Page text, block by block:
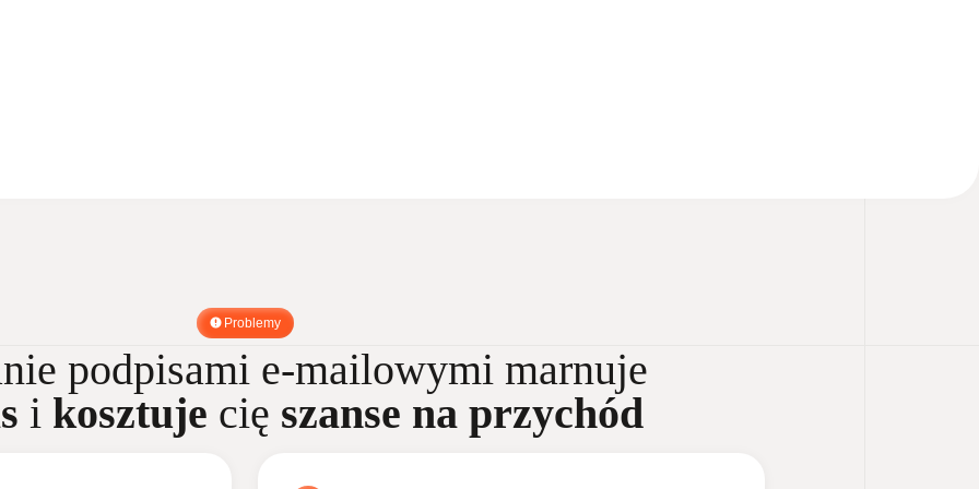
Problemy
podpisami e-mailowymi marnuje
i kosztuje cię szanse na przychód